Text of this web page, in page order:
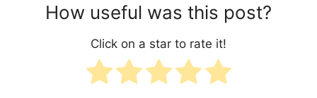
How useful was this post?
Click on a star to rate it!